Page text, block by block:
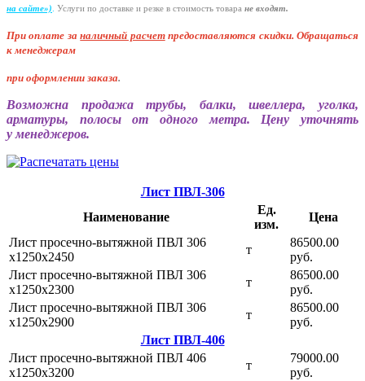
на сайте»). Услуги по доставке и резке в стоимость товара не входят.
При оплате заналичный расчет предоставляются скидки. Обращаться
к менеджерам
при оформлении заказа.
Возможна продажа трубы, балки, швеллера, уголка,
арматуры, полосы от одного метра. Цену уточнять
у менеджеров.
Наименование
Ед.
изм.
Цена
Лист ПВЛ-306
Лист просечно-вытяжной ПВЛ 306
х1250х2450
т
86500.00
руб.
Лист просечно-вытяжной ПВЛ 306
х1250х2300
т
86500.00
руб.
Лист просечно-вытяжной ПВЛ 306
х1250х2900
т
86500.00
руб.
Лист ПВЛ-406
Лист просечно-вытяжной ПВЛ 406
х1250х3200
т
79000.00
руб.